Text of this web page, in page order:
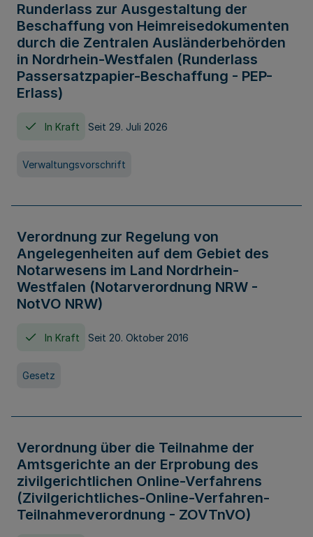
Runderlass zur Ausgestaltung der
Beschaffung von Heimreisedokumenten
durch die Zentralen Ausländerbehörden
in Nordrhein-Westfalen (Runderlass
Passersatzpapier-Beschaffung - PEP-
Erlass)
In Kraft Seit 29. Juli 2026
Verwaltungsvorschrift
Verordnung zur Regelung von
Angelegenheiten auf dem Gebiet des
Notarwesens im Land Nordrhein-
Westfalen (Notarverordnung NRW -
NotVO NRW)
In Kraft Seit 20. Oktober 2016
Gesetz
Verordnung über die Teilnahme der
Amtsgerichte an der Erprobung des
zivilgerichtlichen Online-Verfahrens
(Zivilgerichtliches-Online-Verfahren-
Teilnahmeverordnung - ZOVTnVO)